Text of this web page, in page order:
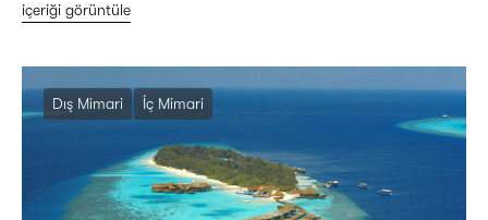
içeriği görüntüle
Dış Mimari İç Mimari